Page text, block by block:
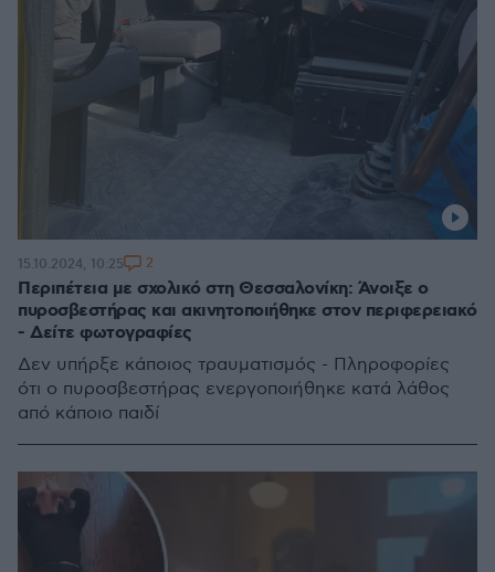
Περιπέτεια με σχολικό στη Θεσσαλονίκη: Άνοιξε ο
πυροσβεστήρας και ακινητοποιήθηκε στον περιφερειακό
- Δείτε φωτογραφίες
Δεν υπήρξε κάποιος τραυματισμός - Πληροφορίες
ότι ο πυροσβεστήρας ενεργοποιήθηκε κατά λάθος
από κάποιο παιδί
15.10.2024, 10:25 2